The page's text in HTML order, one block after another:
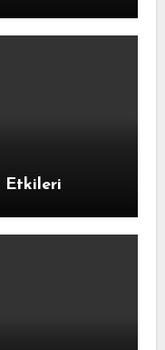
Etkileri